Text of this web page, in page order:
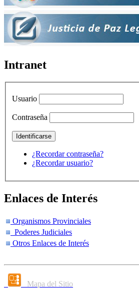
Intranet
Usuario
Contraseña
¿Recordar contraseña?
¿Recordar usuario?
Enlaces de Interés
Organismos Provinciales
Poderes Judiciales
Otros Enlaces de Interés
Mapa del Sitio